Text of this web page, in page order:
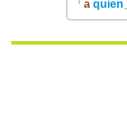
「 a quien